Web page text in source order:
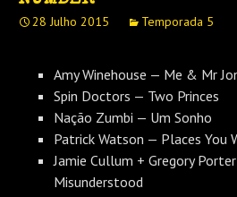
28 Julho 2015 Temporada 5
Amy Winehouse — Me & Mr
Spin Doctors — Two Princes
Nação Zumbi — Um Sonho
Patrick Watson — Places You
Jamie Cullum + Gregory
Misunderstood